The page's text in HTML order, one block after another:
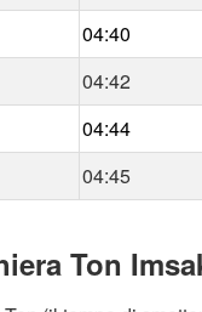
04:40
04:42
04:44
04:45
Ton